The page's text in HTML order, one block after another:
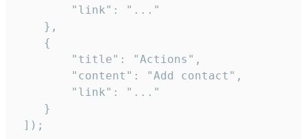
        "link": "..."
    },
    {
        "title": "Actions",
        "content": "Add contact",
        "link": "..."
    }
]);